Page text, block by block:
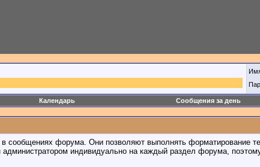
Календарь Сообщения за день
сообщениях форума. Они позволяют выполнять форматирование
индивидуально на каждый раздел форума,